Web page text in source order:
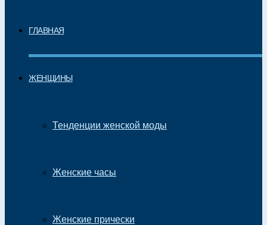
ГЛАВНАЯ
ЖЕНЩИНЫ
Тенденции женской моды
Женские часы
Женские прически